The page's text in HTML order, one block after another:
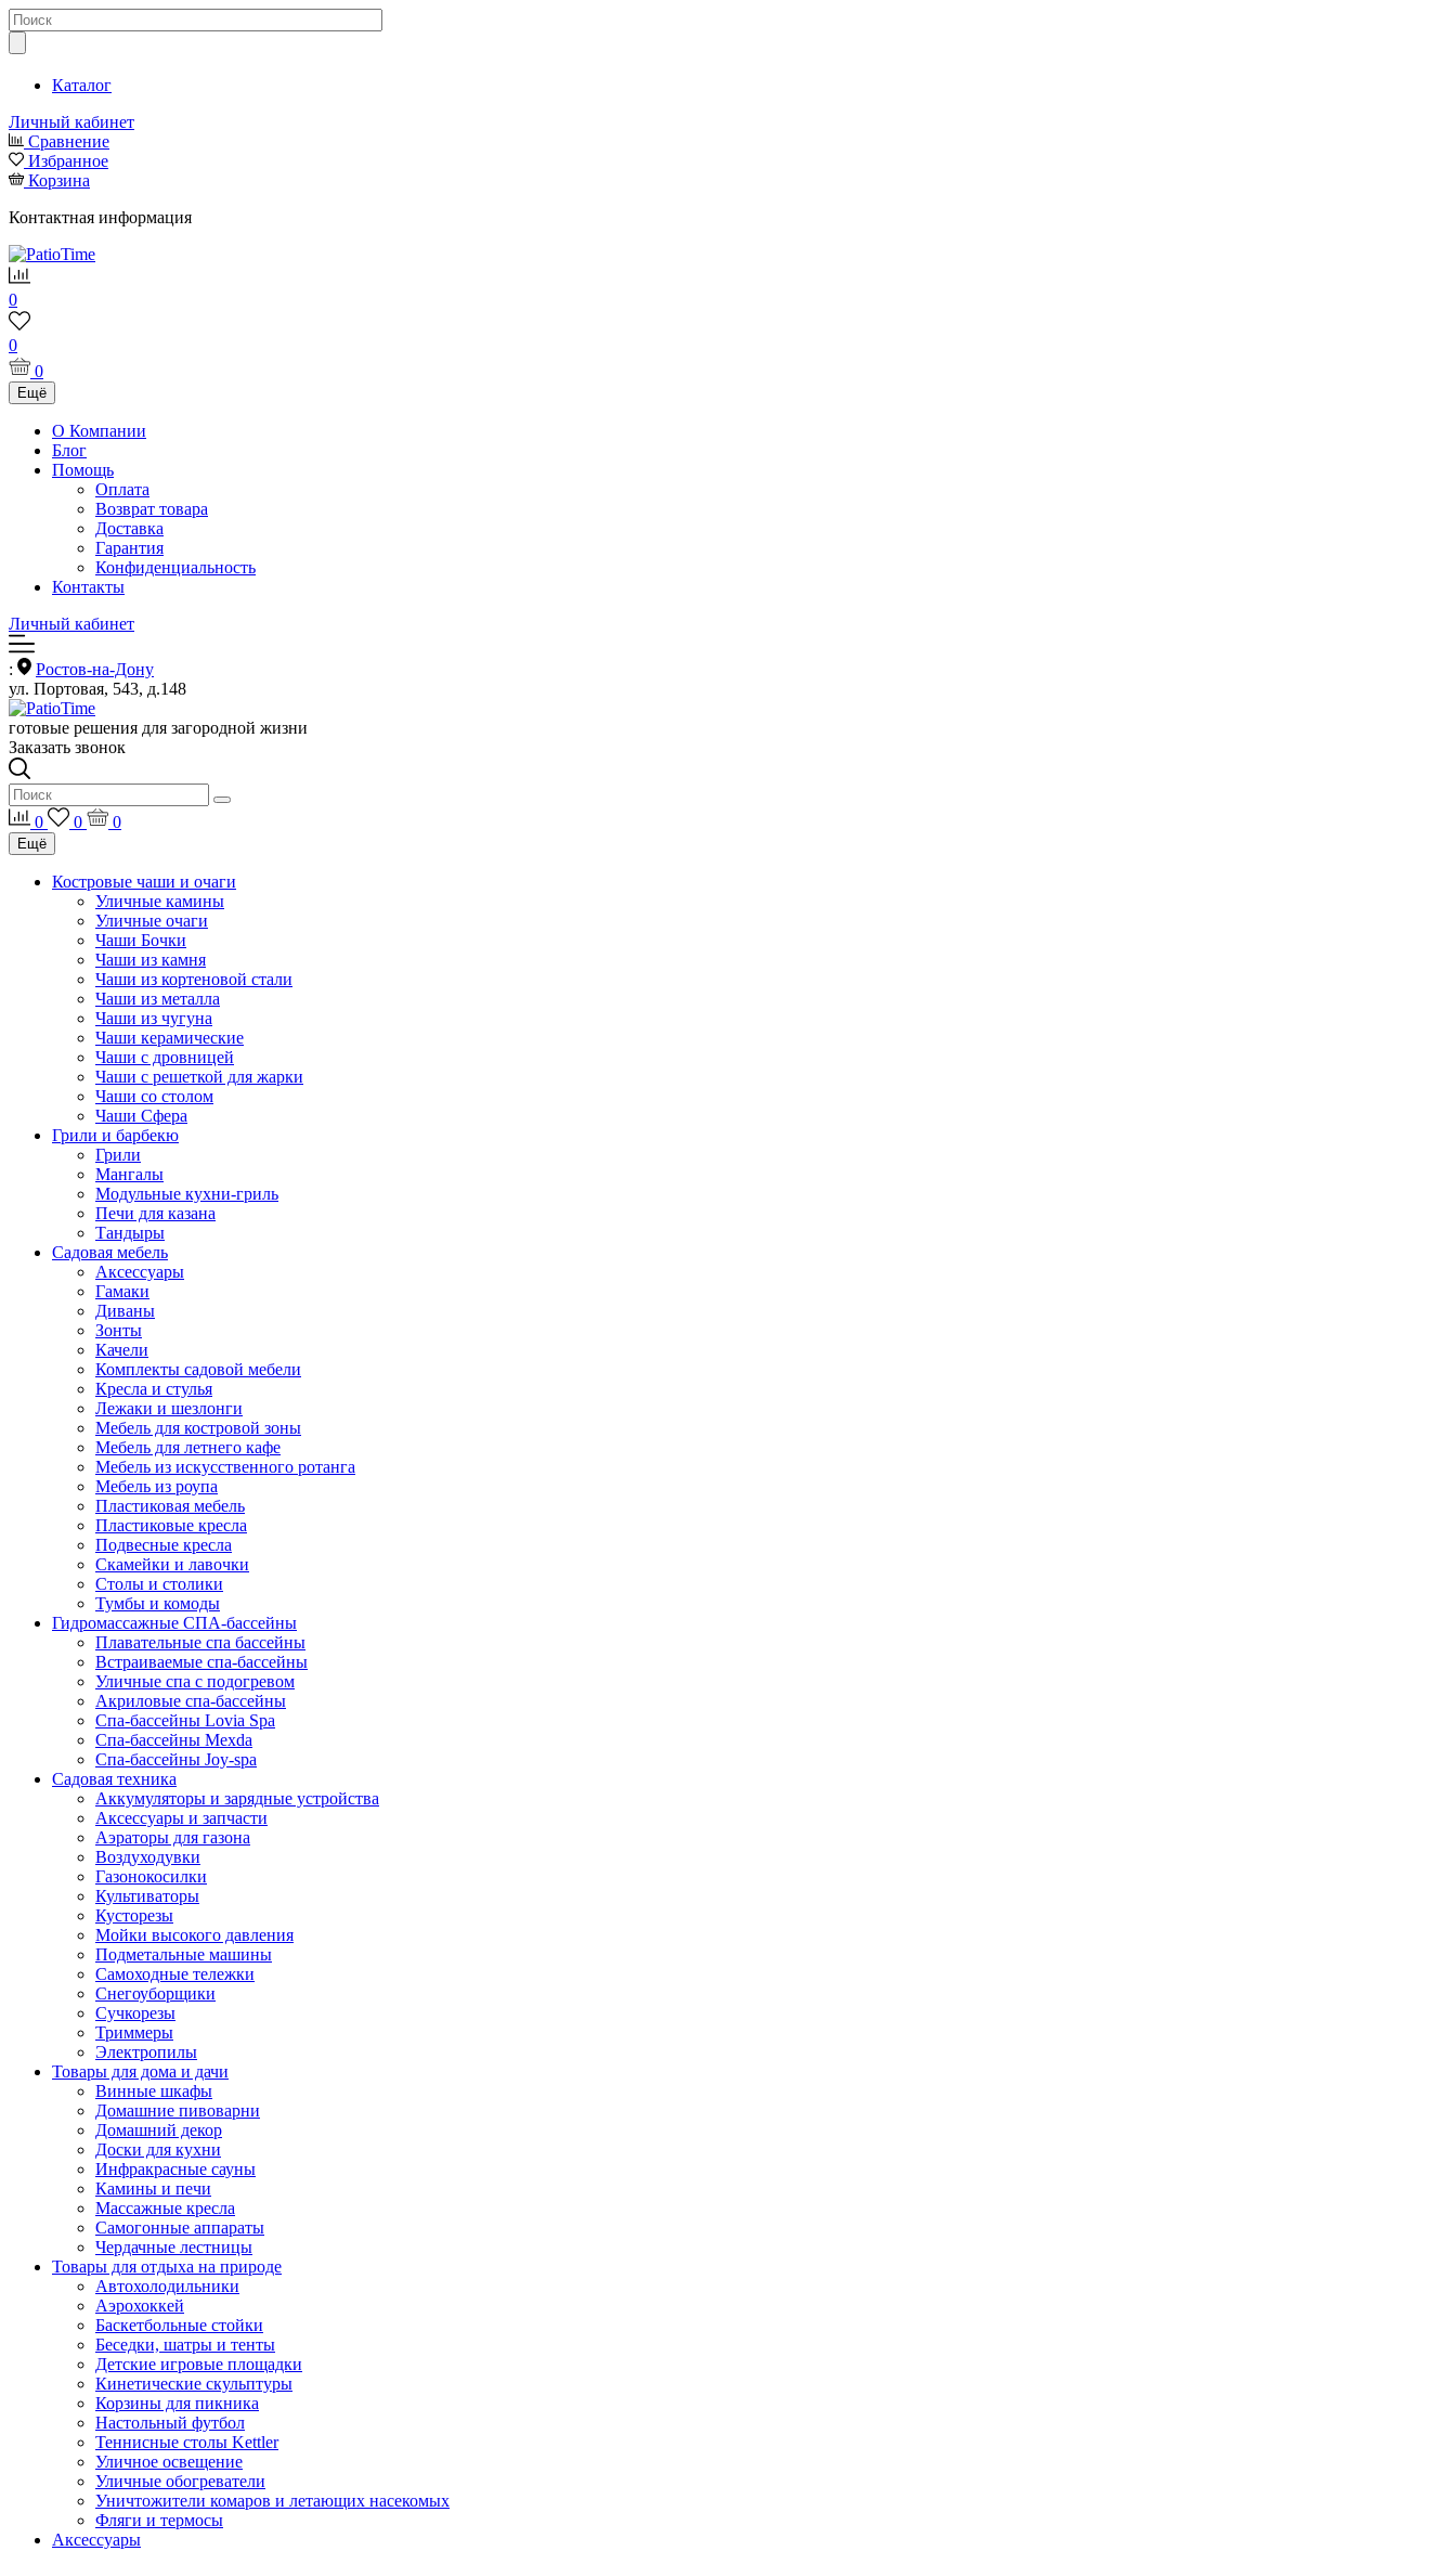
Каталог
Личный кабинет
Сравнение
Избранное
Корзина
Контактная информация
0
0
0
Ещё
О Компании
Блог
Помощь
Оплата
Возврат товара
Доставка
Гарантия
Конфиденциальность
Контакты
Личный кабинет
:
Ростов-на-Дону
ул. Портовая, 543, д.148
готовые решения для загородной жизни
Заказать звонок
0 0 0
Ещё
Костровые чаши и очаги
Уличные камины
Уличные очаги
Чаши Бочки
Чаши из камня
Чаши из кортеновой стали
Чаши из металла
Чаши из чугуна
Чаши керамические
Чаши с дровницей
Чаши с решеткой для жарки
Чаши со столом
Чаши Сфера
Грили и барбекю
Грили
Мангалы
Модульные кухни-гриль
Печи для казана
Тандыры
Садовая мебель
Аксессуары
Гамаки
Диваны
Зонты
Качели
Комплекты садовой мебели
Кресла и стулья
Лежаки и шезлонги
Мебель для костровой зоны
Мебель для летнего кафе
Мебель из искусственного ротанга
Мебель из роупа
Пластиковая мебель
Пластиковые кресла
Подвесные кресла
Скамейки и лавочки
Столы и столики
Тумбы и комоды
Гидромассажные СПА-бассейны
Плавательные спа бассейны
Встраиваемые спа-бассейны
Уличные спа с подогревом
Акриловые спа-бассейны
Спа-бассейны Lovia Spa
Спа-бассейны Mexda
Спа-бассейны Joy-spa
Садовая техника
Аккумуляторы и зарядные устройства
Аксессуары и запчасти
Аэраторы для газона
Воздуходувки
Газонокосилки
Культиваторы
Кусторезы
Мойки высокого давления
Подметальные машины
Самоходные тележки
Снегоуборщики
Сучкорезы
Триммеры
Электропилы
Товары для дома и дачи
Винные шкафы
Домашние пивоварни
Домашний декор
Доски для кухни
Инфракрасные сауны
Камины и печи
Массажные кресла
Самогонные аппараты
Чердачные лестницы
Товары для отдыха на природе
Автохолодильники
Аэрохоккей
Баскетбольные стойки
Беседки, шатры и тенты
Детские игровые площадки
Кинетические скульптуры
Корзины для пикника
Настольный футбол
Теннисные столы Kettler
Уличное освещение
Уличные обогреватели
Уничтожители комаров и летающих насекомых
Фляги и термосы
Аксессуары